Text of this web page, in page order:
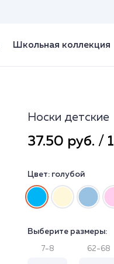
Школьная коллекция
Носки детские
37.50 руб. /
Цвет: голубой
Выберите размеры:
7-8 62-68